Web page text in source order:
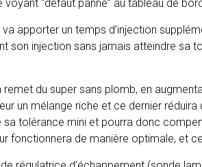
“défaut panne” au tableau de
apporter un temps d’injection
son injection sans jamais atteindre sa
remet du super sans plomb, en
un mélange riche et ce dernier
tolérance mini et pourra donc
fonctionnera de manière optimale, et